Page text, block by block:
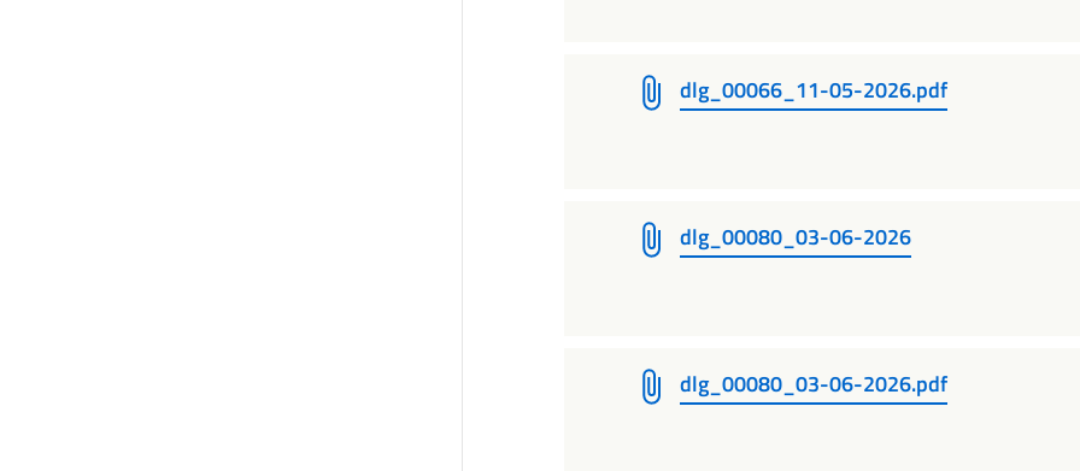
dlg_00066_11-05-2026.pdf
dlg_00080_03-06-2026
dlg_00080_03-06-2026.pdf